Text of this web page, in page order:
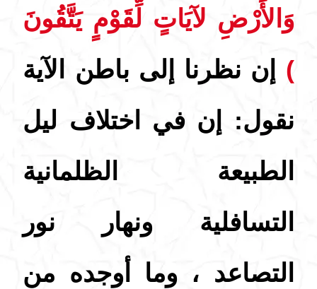
وَالأَرْضِ لآيَاتٍ لِّقَوْمٍ يَتَّقُونَ
) إن نظرنا إلى باطن الآية
نقول: إن في اختلاف ليل
الطبيعة الظلمانية
التسافلية ونهار نور
التصاعد ، وما أوجده من